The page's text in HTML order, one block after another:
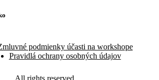
podmienky účasti na workshope
Pravidlá ochrany osobných údajov